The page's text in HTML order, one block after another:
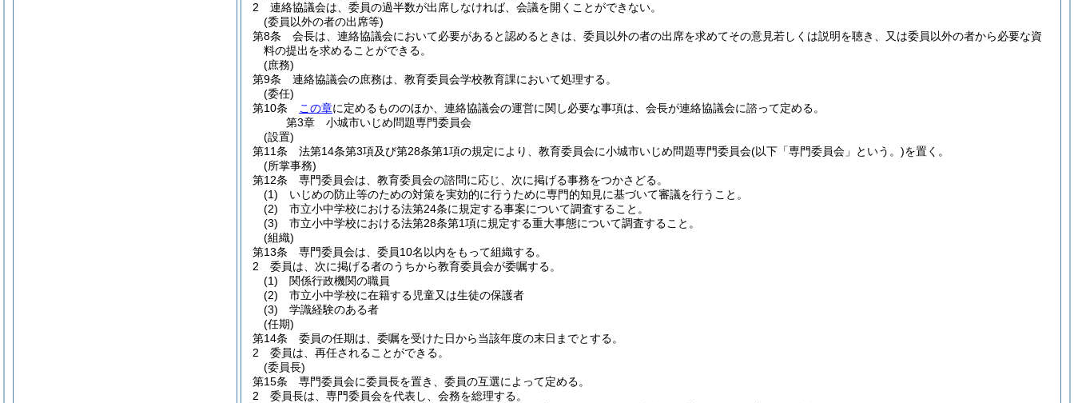
2
連絡協議会は、委員の過半数が出席しなければ、会議を開くことができない。
(委員以外の者の出席等)
第8条
会長は、連絡協議会において必要があると認めるときは、委員以外の者の出席を求めてその意見若しくは説明を聴き、又は委員以外の者から必要な資
料の提出を求めることができる。
(庶務)
第9条
連絡協議会の庶務は、教育委員会学校教育課において処理する。
(委任)
第10条
この章に定めるもののほか、連絡協議会の運営に関し必要な事項は、会長が連絡協議会に諮って定める。
第3章
小城市いじめ問題専門委員会
(設置)
第11条
法第14条第3項及び第28条第1項の規定により、教育委員会に小城市いじめ問題専門委員会(以下「専門委員会」という。)を置く。
(所掌事務)
第12条
専門委員会は、教育委員会の諮問に応じ、次に掲げる事務をつかさどる。
(1)
いじめの防止等のための対策を実効的に行うために専門的知見に基づいて審議を行うこと。
(2)
市立小中学校における法第24条に規定する事案について調査すること。
(3)
市立小中学校における法第28条第1項に規定する重大事態について調査すること。
(組織)
第13条
専門委員会は、委員10名以内をもって組織する。
2
委員は、次に掲げる者のうちから教育委員会が委嘱する。
(1)
関係行政機関の職員
(2)
市立小中学校に在籍する児童又は生徒の保護者
(3)
学識経験のある者
(任期)
第14条
委員の任期は、委嘱を受けた日から当該年度の末日までとする。
2
委員は、再任されることができる。
(委員長)
第15条
専門委員会に委員長を置き、委員の互選によって定める。
2
委員長は、専門委員会を代表し、会務を総理する。